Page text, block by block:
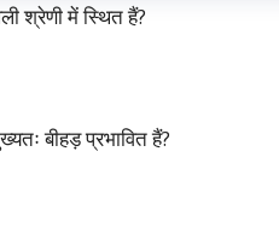
श्रेणी में स्थित हैं?
बीहड़ प्रभावित हैं?